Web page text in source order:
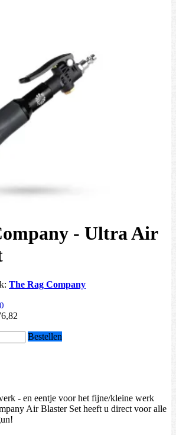
- Ultra Air
The Rag Company
Bestellen
- en eentje voor het fijne/kleine werk
Air Blaster Set heeft u direct voor alle